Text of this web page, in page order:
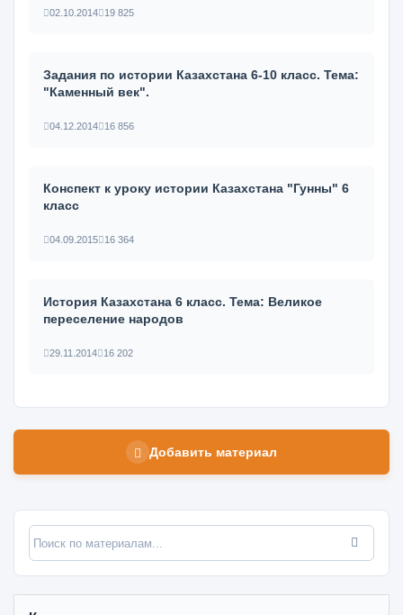
02.10.2014 19 825
Задания по истории Казахстана 6-10 класс. Тема:
"Каменный век".
04.12.2014 16 856
Конспект к уроку истории Казахстана "Гунны" 6
класс
04.09.2015 16 364
История Казахстана 6 класс. Тема: Великое
переселение народов
29.11.2014 16 202
Добавить материал